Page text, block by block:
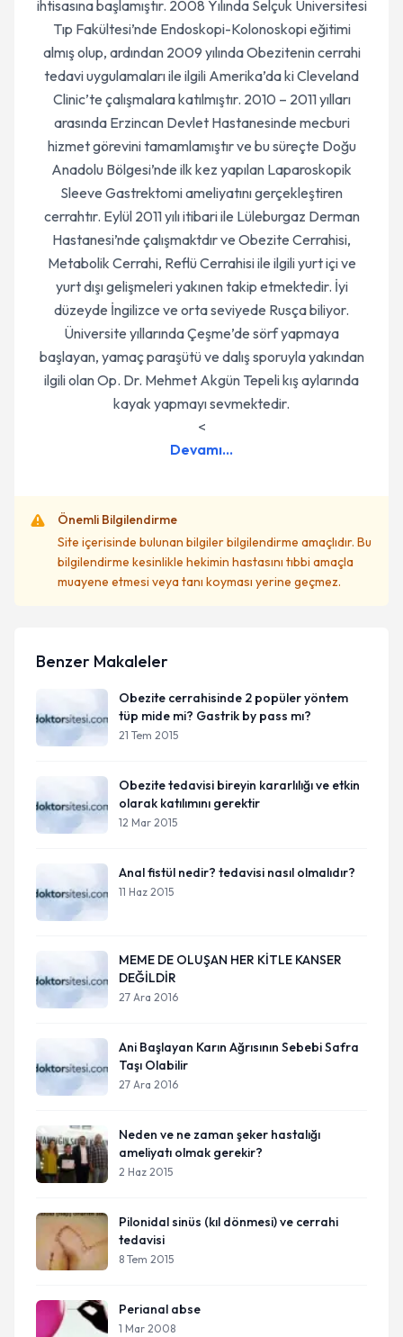
ihtisasına başlamıştır. 2008 Yılında Selçuk Üniversitesi
Tıp Fakültesi’nde Endoskopi-Kolonoskopi eğitimi
almış olup, ardından 2009 yılında Obezitenin cerrahi
tedavi uygulamaları ile ilgili Amerika’da ki Cleveland
Clinic’te çalışmalara katılmıştır. 2010 – 2011 yılları
arasında Erzincan Devlet Hastanesinde mecburi
hizmet görevini tamamlamıştır ve bu süreçte Doğu
Anadolu Bölgesi’nde ilk kez yapılan Laparoskopik
Sleeve Gastrektomi ameliyatını gerçekleştiren
cerrahtır. Eylül 2011 yılı itibari ile Lüleburgaz Derman
Hastanesi’nde çalışmaktdır ve Obezite Cerrahisi,
Metabolik Cerrahi, Reflü Cerrahisi ile ilgili yurt içi ve
yurt dışı gelişmeleri yakınen takip etmektedir. İyi
düzeyde İngilizce ve orta seviyede Rusça biliyor.
Üniversite yıllarında Çeşme’de sörf yapmaya
başlayan, yamaç paraşütü ve dalış sporuyla yakından
ilgili olan Op. Dr. Mehmet Akgün Tepeli kış aylarında
kayak yapmayı sevmektedir.
<
Devamı...
Önemli Bilgilendirme
Site içerisinde bulunan bilgiler bilgilendirme amaçlıdır. Bu
bilgilendirme kesinlikle hekimin hastasını tıbbi amaçla
muayene etmesi veya tanı koyması yerine geçmez.
Benzer Makaleler
Obezite cerrahisinde 2 popüler yöntem
tüp mide mi? Gastrik by pass mı?
21 Tem 2015
Obezite tedavisi bireyin kararlılığı ve etkin
olarak katılımını gerektir
12 Mar 2015
Anal fistül nedir? tedavisi nasıl olmalıdır?
11 Haz 2015
MEME DE OLUŞAN HER KİTLE KANSER
DEĞİLDİR
27 Ara 2016
Ani Başlayan Karın Ağrısının Sebebi Safra
Taşı Olabilir
27 Ara 2016
Neden ve ne zaman şeker hastalığı
ameliyatı olmak gerekir?
2 Haz 2015
Pilonidal sinüs (kıl dönmesi) ve cerrahi
tedavisi
8 Tem 2015
Perianal abse
1 Mar 2008